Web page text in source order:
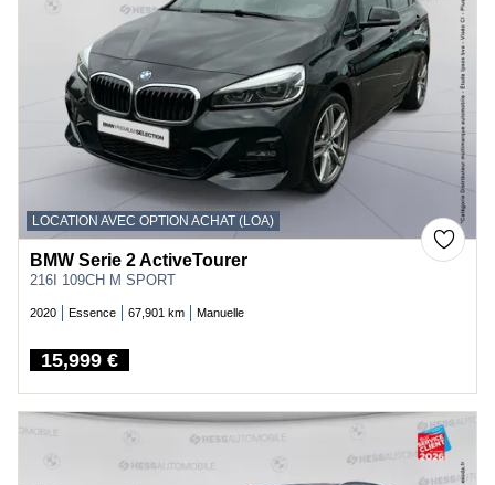
LOCATION AVEC OPTION ACHAT (LOA)
BMW Serie 2 ActiveTourer
216I 109CH M SPORT
2020 Essence 67,901 km Manuelle
Price
15,999 €